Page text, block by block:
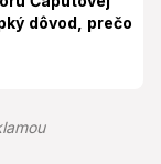
dôvod, prečo